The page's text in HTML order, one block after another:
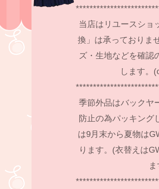
当店はリユースショ
換」は承っておりま
ズ・生地などを確認
します。
季節外品はバックヤ
防止の為パッキング
は9月末から夏物は
ります。(衣替えは